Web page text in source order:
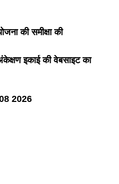
की समीक्षा की
इकाई की वेबसाइट का
2026